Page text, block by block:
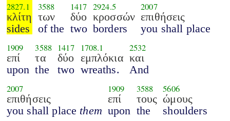
2827.1
κλίτη
sides
3588
των
of the
1417
δύο
two
2924.5
κροσσών
borders
2007
επιθήσεις
you shall place
1909
επί
upon
3588
τα
the
1417
δύο
two
1708.1
εμπλόκια
wreaths.
2532
και
And
2007
επιθήσεις
you shall place them
1909
επί
upon
3588
τους
the
5606
ώμους
shoulders